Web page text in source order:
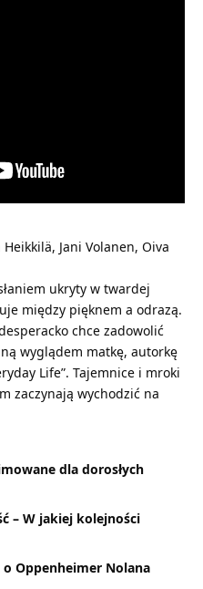
Jani Volanen, Oiva
ukryty w twardej
między pięknem a odrazą.
chce zadowolić
wyglądem matkę, autorkę
Life”. Tajemnice i mroki
zaczynają wychodzić na
dla dorosłych
– W jakiej kolejności
Oppenheimer Nolana